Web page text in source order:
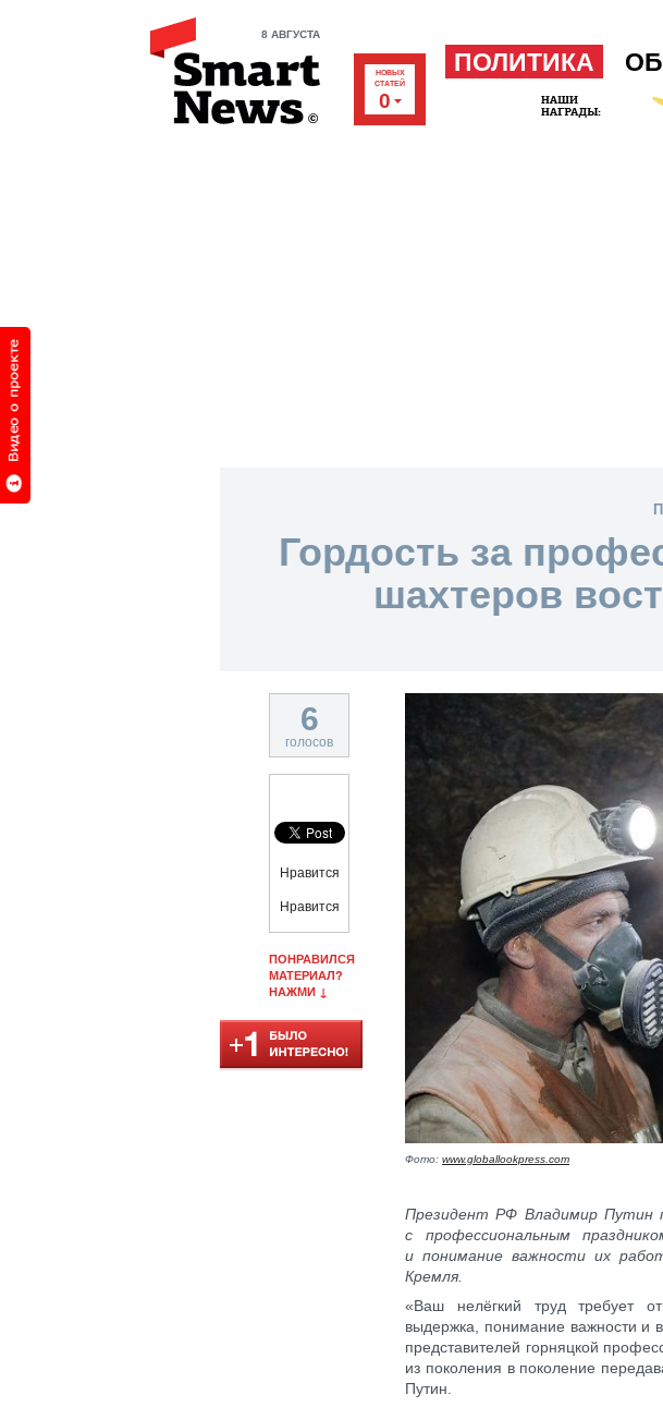
8 АВГУСТА
НОВЫХ
СТАТЕЙ
0
ПОЛИТИКА
Гордость за
шахтеров
6
голосов
Нравится
Нравится
ПОНРАВИЛСЯ
МАТЕРИАЛ?
НАЖМИ ↓
Фото: www.globallookpress.com
Президент РФ Владимир Путин
с профессиональным
и понимание важности их
Кремля.
«Ваш нелёгкий труд требует
выдержка, понимание важности и
представителей горняцкой
из поколения в поколение
Путин.